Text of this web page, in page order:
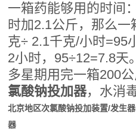
一箱药能够用的时间
时加2.1公斤，那么
克÷ 2.1千克/小时=95
2小时，95÷12=7.8天
多星期用完一箱200公
氯酸钠投加器，水消
北京地区次氯酸钠投加装置/发生器
器